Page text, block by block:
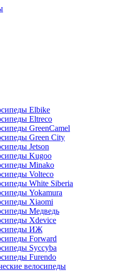
Elbike
Eltreco
GreenCamel
Green City
Jetson
Kugoo
Minako
Volteco
White Siberia
Yokamura
Xiaomi
Медведь
Xdevice
ИЖ
Forward
Syccyba
Furendo
велосипеды